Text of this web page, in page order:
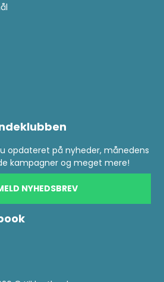
opdateret på nyheder, månedens
kampagner og meget mere!
NYHEDSBREV